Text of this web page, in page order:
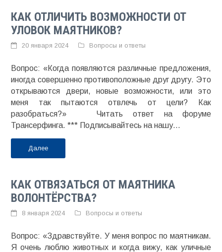
КАК ОТЛИЧИТЬ ВОЗМОЖНОСТИ ОТ
УЛОВОК МАЯТНИКОВ?
20 января 2024 Вопросы и ответы
Вопрос: «Когда появляются различные предложения,
иногда совершенно противоположные друг другу. Это
открываются двери, новые возможности, или это
меня так пытаются отвлечь от цели? Как
разобраться?» Читать ответ на форуме
Трансерфинга. *** Подписывайтесь на нашу...
Далее
КАК ОТВЯЗАТЬСЯ ОТ МАЯТНИКА
ВОЛОНТЁРСТВА?
8 января 2024 Вопросы и ответы
Вопрос: «Здравствуйте. У меня вопрос по маятникам.
Я очень люблю животных и когда вижу, как уличные